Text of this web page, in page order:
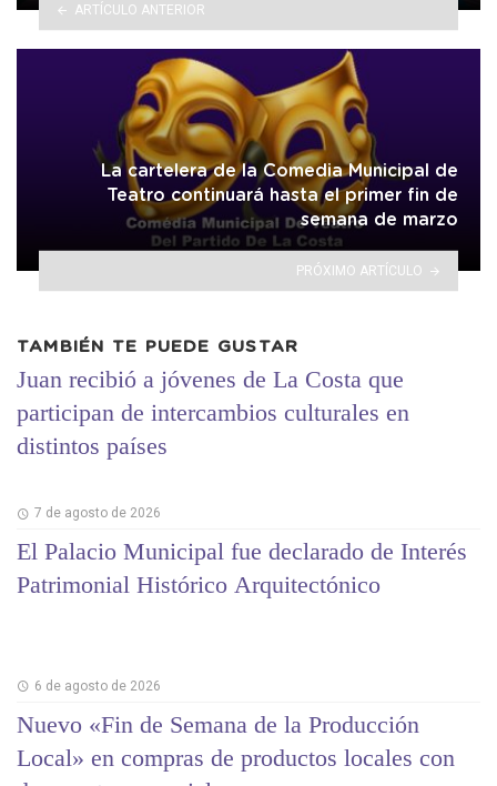
ARTÍCULO ANTERIOR
La cartelera de la Comedia Municipal de
Teatro continuará hasta el primer fin de
semana de marzo
PRÓXIMO ARTÍCULO
TAMBIÉN TE PUEDE GUSTAR
Juan recibió a jóvenes de La Costa que
participan de intercambios culturales en
distintos países
7 de agosto de 2026
El Palacio Municipal fue declarado de Interés
Patrimonial Histórico Arquitectónico
6 de agosto de 2026
Nuevo «Fin de Semana de la Producción
Local» en compras de productos locales con